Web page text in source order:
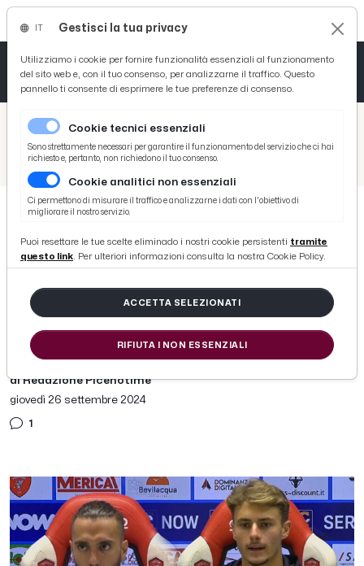
/ Picenotime
/ Serie B
Perugia-Rimini 1-4: voci Buscè (“Ascoli campo difficile”), Garetto (“6 punti danno entusiasmo”), Ubaldi e Formisano
Perugia-Rimini 1-4: voci Buscè
(“Ascoli campo difficile”), Garetto
(“6 punti danno entusiasmo”),
Ubaldi e Formisano
di Redazione Picenotime
giovedì 26 settembre 2024
1
Gestisci la tua privacy
Utilizziamo i cookie per fornire funzionalità essenziali al funzionamento
del sito web e, con il tuo consenso, per analizzarne il traffico. Questo
pannello ti consente di esprimere le tue preferenze di consenso.
Cookie tecnici essenziali
Sono strettamente necessari per garantire il funzionamento del servizio che ci hai
richiesto e, pertanto, non richiedono il tuo consenso.
Cookie analitici non essenziali
Ci permettono di misurare il traffico e analizzarne i dati con l'obiettivo di
migliorare il nostro servizio.
Puoi resettare le tue scelte eliminado i nostri cookie persistenti tramite
questo link. Per ulteriori informazioni consulta la nostra Cookie Policy.
ACCETTA SELEZIONATI
RIFIUTA I NON ESSENZIALI
Tutto News
Tutto Sport
Basket
Ciclismo
Tutto Curiosità